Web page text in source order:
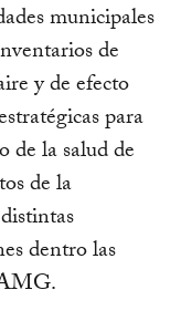
municipales
de
y de efecto
para
de la salud de
de la
dentro las